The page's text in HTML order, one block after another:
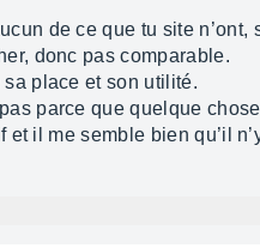
de ce que tu site
donc pas comparable.
place et son utilité.
parce que quelque
et il me semble bien qu’il